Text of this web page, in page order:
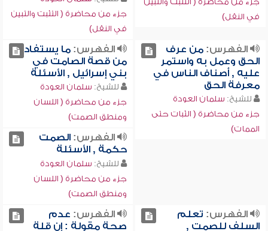
في النقل)
جزء من محاضرة ( التثبت والتبين
في النقل)
الفهرس:من عرف
الحق وعمل به واستمر
عليه , أصناف الناس في
معرفة الحق
للشيخ: سلمان العودة
جزء من محاضرة ( الثبات حتى
الممات)
الفهرس:ما يستفاد
من قصة الصامت في
بني إسرائيل , الأسئلة
للشيخ: سلمان العودة
جزء من محاضرة ( اللسان
ومنطق الصمت)
الفهرس:الصمت
حكمة , الأسئلة
للشيخ: سلمان العودة
جزء من محاضرة ( اللسان
ومنطق الصمت)
الفهرس: تعلم
السلف للصمت ,
الفهرس: عدم
صحة مقولة : إن قلة